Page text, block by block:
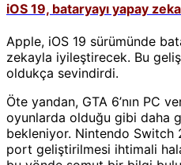
iOS 19, bataryayı yapay
Apple, iOS 19 sürümünde
zekayla iyileştirecek. Bu
oldukça sevindirdi.
Öte yandan, GTA 6’nın PC
oyunlarda olduğu gibi daha
bekleniyor. Nintendo
port geliştirilmesi ihtimali